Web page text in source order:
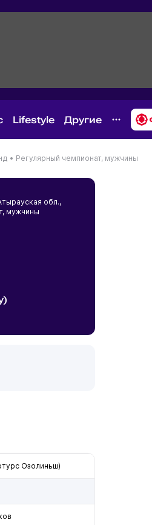
Lifestyle Другие
• Регулярный чемпионат, мужчины
обл.,
мужчины
Озолиньш)